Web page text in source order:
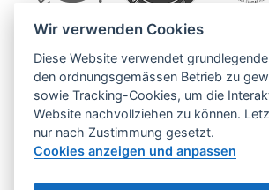
ImpressumDatenschutzCookies
Wir verwenden Cookies
Diese Website verwendet
den ordnungsgemässen Betrieb zu
sowie Tracking-Cookies, um die
Website nachvollziehen zu können.
nur nach Zustimmung gesetzt.
Cookies anzeigen und anpassen